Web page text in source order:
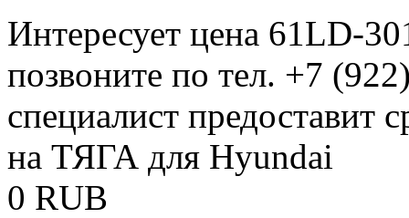
Интересует цена 61LD-
позвоните по тел. +7
специалист предоставит
на ТЯГА для Hyundai
0 RUB